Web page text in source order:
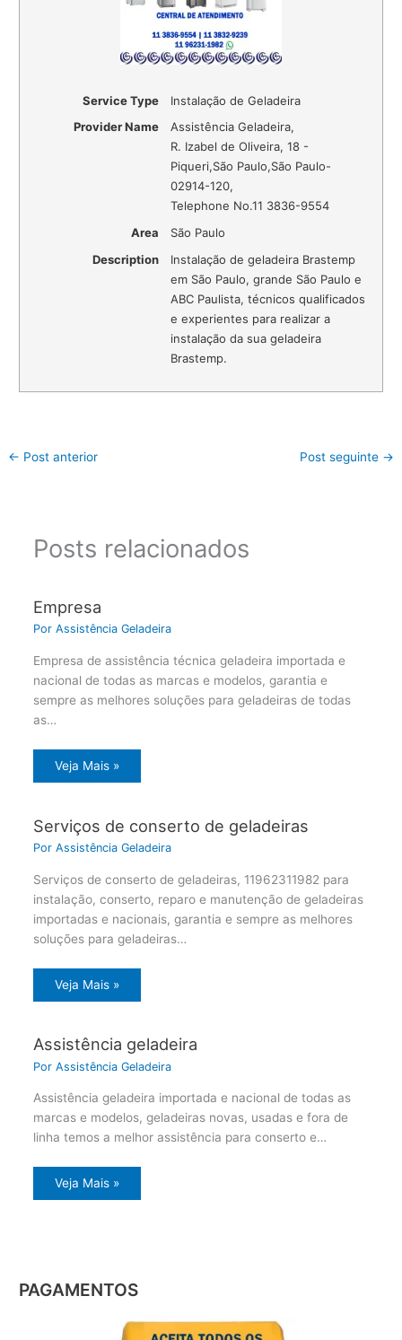
Service Type
Instalação de Geladeira
Provider Name
Assistência Geladeira,
R. Izabel de Oliveira, 18 -
Piqueri,São Paulo,São Paulo-
02914-120,
Telephone No.11 3836-9554
Area
São Paulo
Description
Instalação de geladeira Brastemp
em São Paulo, grande São Paulo e
ABC Paulista, técnicos qualificados
e experientes para realizar a
instalação da sua geladeira
Brastemp.
← Post anterior Post seguinte →
Posts relacionados
Empresa
Por Assistência Geladeira
Empresa de assistência técnica geladeira importada e
nacional de todas as marcas e modelos, garantia e
sempre as melhores soluções para geladeiras de todas
as…
Veja Mais »
Serviços de conserto de geladeiras
Por Assistência Geladeira
Serviços de conserto de geladeiras, 11962311982 para
instalação, conserto, reparo e manutenção de geladeiras
importadas e nacionais, garantia e sempre as melhores
soluções para geladeiras…
Veja Mais »
Assistência geladeira
Por Assistência Geladeira
Assistência geladeira importada e nacional de todas as
marcas e modelos, geladeiras novas, usadas e fora de
linha temos a melhor assistência para conserto e…
Veja Mais »
PAGAMENTOS